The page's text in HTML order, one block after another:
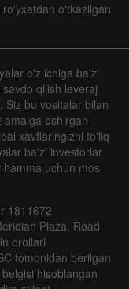
o'tkazilgan
o'z ichiga ba'zi
qilish leveraj
Siz bu vositalar bilan
amalga oshirgan
xavflaringizni to'liq
ba'zi investorlar
uchun mos
1811672
Plaza, Road
orollari
tomonidan berilgan
hisoblangan